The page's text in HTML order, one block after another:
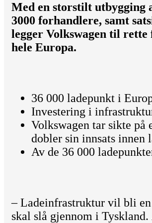
Med en storstilt utbygging
3000 forhandlere, samt
legger Volkswagen til
hele Europa.
36 000 ladepunkt i
Investering i
Volkswagen tar sikte
dobler sin innsats innen
Av de 36 000
– Ladeinfrastruktur vil bli
skal slå gjennom i